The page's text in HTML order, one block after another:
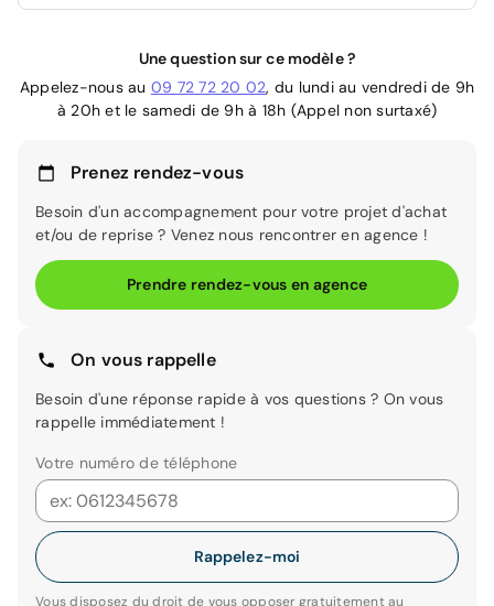
Une question sur ce modèle ?
Appelez-nous au 09 72 72 20 02, du lundi au vendredi de 9h
à 20h et le samedi de 9h à 18h (Appel non surtaxé)
Prenez rendez-vous
Besoin d'un accompagnement pour votre projet d'achat
et/ou de reprise ? Venez nous rencontrer en agence !
Prendre rendez-vous en agence
On vous rappelle
Besoin d'une réponse rapide à vos questions ? On vous
rappelle immédiatement !
Votre numéro de téléphone
Rappelez-moi
Vous disposez du droit de vous opposer gratuitement au